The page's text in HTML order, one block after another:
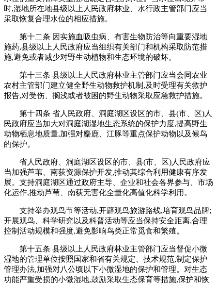
时,湿地所在地县级以上人民政府林业、水行政主管部门应当
采取恢复合理水位的相应措施。
第十二条 因实施血吸虫病、有害生物防治等向重要湿地
施药,县级以上人民政府应当组织有关部门和机构采取防范措
施,避免或者减少对野生动植物和生态环境的破坏。
第十三条 县级以上人民政府林业主管部门应当会同农业
农村主管部门建立健全野生动物救护机制,及时受理有关救护
报告,对受伤、搁浅或者被困的野生动物采取应急救护措施。
第十四条 省人民政府、洞庭湖区设区的市、县(市、区)人
民政府应当加大对洞庭湖湿地生态系统的保护力度,提高野生
动物栖息地质量,加强对麋鹿、江豚等重点保护动物以及候鸟
的保护。
省人民政府、洞庭湖区设区的市、县(市、区)人民政府应
当加强芦苇、南荻资源保护开发,推动其综合利用健康有序发
展。支持洞庭湖区通过政府主导、企业和社会各界参与、市场
化运作,推动芦苇、南荻无害化全量化高值化科学利用。
支持举办观鸟节等活动,开辟观鸟旅游路线,培育观鸟品牌;
开展观鸟、科学研究以及科普活动等应当保持安全距离,合理
控制活动规模和强度,避免影响鸟类正常觅食和繁殖。
第十五条 县级以上人民政府林业主管部门应当督促小微
湿地的管理单位按照国家和省有关规定、技术规范,制定保护
管理办法,加强对八公顷以下小微湿地的保护和管理。对生态
功能严重受损的小微湿地,鼓励采取生态保育等措施,保护和恢